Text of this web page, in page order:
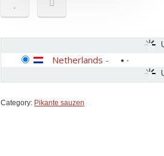
Netherlands -
Category: Pikante sauzen